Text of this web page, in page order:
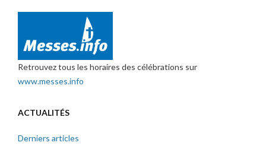
Retrouvez tous les horaires des célébrations sur
www.messes.info
ACTUALITÉS
Derniers articles